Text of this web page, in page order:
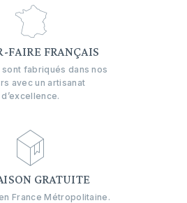
FAIRE FRANÇAIS
fabriqués dans nos
avec un artisanat
d’excellence.
GRATUITE
France Métropolitaine.